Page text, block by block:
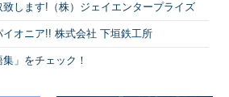
します!（株）ジェイエンタープライズ
オニア!! 株式会社 下垣鉄工所
」をチェック！